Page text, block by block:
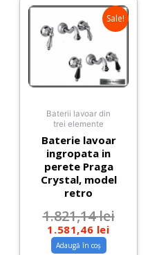
Sale!
Baterii lavoar din
trei elemente
Baterie lavoar
ingropata in
perete Praga
Crystal, model
retro
1.821,14lei
1.581,46 lei
Adaugă în coș